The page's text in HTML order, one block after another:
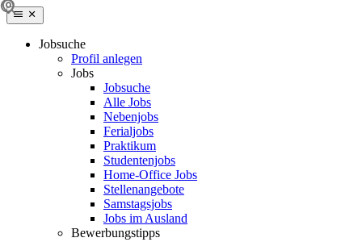
Jobsuche
Profil anlegen
Jobs
Jobsuche
Alle Jobs
Nebenjobs
Ferialjobs
Praktikum
Studentenjobs
Home-Office Jobs
Stellenangebote
Samstagsjobs
Jobs im Ausland
Bewerbungstipps